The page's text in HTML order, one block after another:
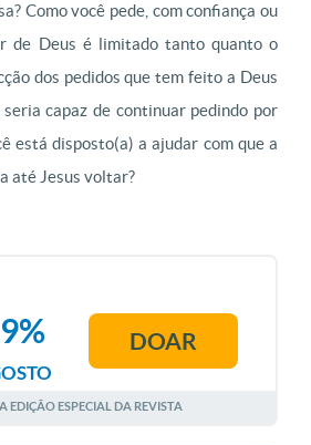
Como você pede, com confiança ou
de Deus é limitado tanto quanto o
dos pedidos que tem feito a Deus
seria capaz de continuar pedindo por
está disposto(a) a ajudar com que a
até Jesus voltar?
DOAR
EDIÇÃO ESPECIAL DA REVISTA